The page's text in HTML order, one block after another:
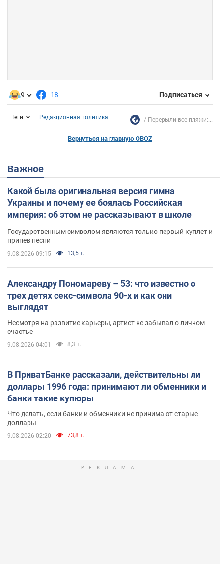
9 18 Подписаться
Теги Редакционная политика Перерыли все пляжи:...
Вернуться на главную OBOZ
Важное
Какой была оригинальная версия гимна
Украины и почему ее боялась Российская
империя: об этом не рассказывают в школе
Государственным символом являются только первый куплет и
припев песни
9.08.2026 09:15 13,5 т.
Александру Пономареву – 53: что известно о
трех детях секс-символа 90-х и как они
выглядят
Несмотря на развитие карьеры, артист не забывал о личном
счастье
9.08.2026 04:01 8,3 т.
В ПриватБанке рассказали, действительны ли
доллары 1996 года: принимают ли обменники и
банки такие купюры
Что делать, если банки и обменники не принимают старые
доллары
9.08.2026 02:20 73,8 т.